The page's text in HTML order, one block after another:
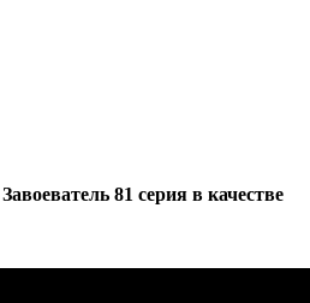
81 серия в качестве